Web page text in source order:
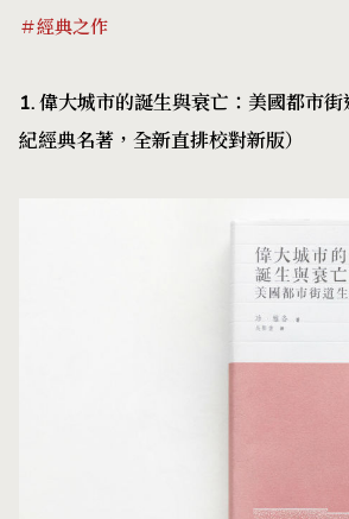
＃經典之作
1. 偉大城市的誕生與衰亡：美國都市
紀經典名著，全新直排校對新版）